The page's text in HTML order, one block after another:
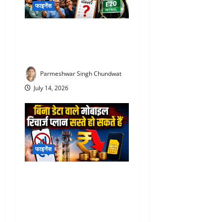
फाइनेंस
Parmeshwar Singh Chundwat
July 14, 2026
फाइनेंस